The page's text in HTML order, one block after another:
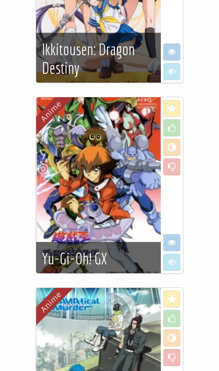
Ikkitousen: Dragon
Destiny
I want to see
I don't want to
Yu-Gi-Oh! GX
mers du sud,se trouve la Duel
Academia, une école stricte où
l'on forme l'élite de la nouvelle
génération des dueliste. Notre
héros, Judaï, devra faire ses
preuves pour ne pas risquer
de se faire exclure de
Love
Like
Neutral
Dislike
I want to see
I don't want to
Love
Like
Neutral
Dislike